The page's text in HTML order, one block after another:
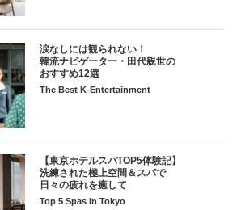
涙なしには観られない！
韓流ナビゲーター・田代親世の
おすすめ12選
The Best K-Entertainment
【東京ホテルスパTOP5体験記】
洗練された極上空間＆スパで
日々の疲れを癒して
Top 5 Spas in Tokyo